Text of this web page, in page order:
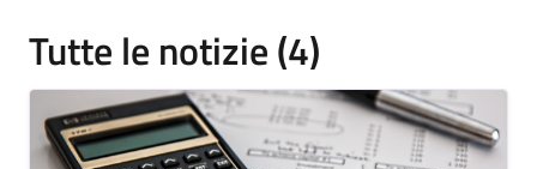
Tutte le notizie (4)